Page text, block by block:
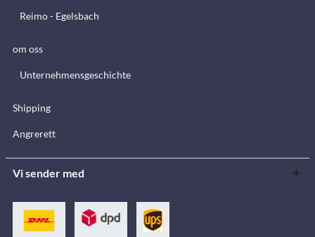
Reimo - Egelsbach
om oss
Unternehmensgeschichte
Shipping
Angrerett
Vi sender med